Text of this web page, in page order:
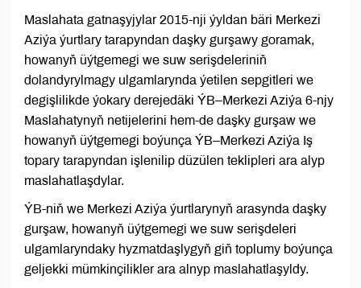
Maslahata gatnaşyjylar 2015-nji ýyldan bäri Merkezi
Aziýa ýurtlary tarapyndan daşky gurşawy goramak,
howanyň üýtgemegi we suw serişdeleriniň
dolandyrylmagy ulgamlarynda ýetilen sepgitleri we
degişlilikde ýokary derejedäki ÝB–Merkezi Aziýa 6-njy
Maslahatynyň netijelerini hem-de daşky gurşaw we
howanyň üýtgemegi boýunça ÝB–Merkezi Aziýa Iş
topary tarapyndan işlenilip düzülen teklipleri ara alyp
maslahatlaşdylar.
ÝB-niň we Merkezi Aziýa ýurtlarynyň arasynda daşky
gurşaw, howanyň üýtgemegi we suw serişdeleri
ulgamlaryndaky hyzmatdaşlygyň giň toplumy boýunça
geljekki mümkinçilikler ara alnyp maslahatlaşyldy.